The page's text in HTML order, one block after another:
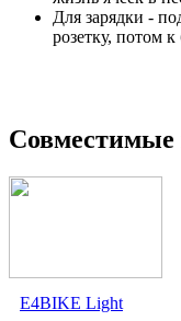
Для зарядки -
розетку, потом к
E4BIKE Light